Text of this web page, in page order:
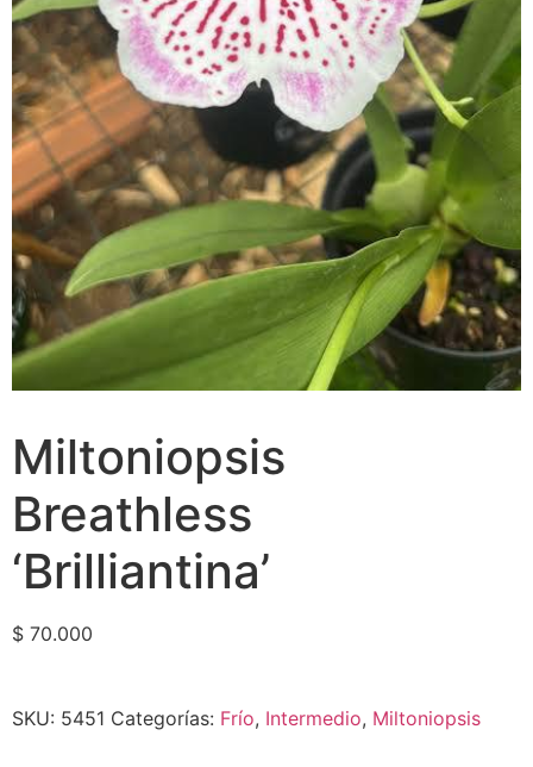
Miltoniopsis
Breathless
‘Brilliantina’
$ 70.000
SKU: 5451 Categorías: Frío, Intermedio, Miltoniopsis